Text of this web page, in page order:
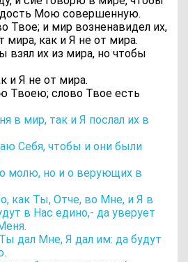
Мою совершенную.
Твое; и мир возненавидел их,
мира, как и Я не от мира.
их из мира, но чтобы
и Я не от мира.
Твоею; слово Твое есть
в мир, так и Я послал их в
Себя, чтобы и они были
молю, но и о верующих в
как Ты, Отче, во Мне, и Я в
в Нас едино,- да уверует
дал Мне, Я дал им: да будут